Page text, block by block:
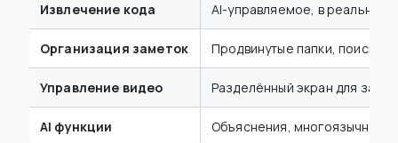
Извлечение кода AI-управляемое, в реальном
Организация заметок Продвинутые папки, поиск
Управление видео Разделённый экран для
AI функции Объяснения, многоязычность